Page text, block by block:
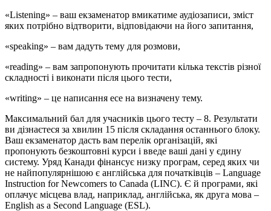
«Listening» – ваш екзаменатор вмикатиме аудіозаписи, зміст
яких потрібно відтворити, відповідаючи на його запитання,
«speaking» – вам дадуть тему для розмови,
«reading» – вам запропонують прочитати кілька текстів різної
складності і виконати після цього тести,
«writing» – це написання есе на визначену тему.
Максимальний бал для учасників цього тесту – 8. Результати
ви дізнаєтеся за хвилин 15 після складання останнього блоку.
Ваш екзаменатор дасть вам перелік організацій, які
пропонують безкоштовні курси і введе ваші дані у єдину
систему. Уряд Канади фінансує низку програм, серед яких чи
не найпопулярнішою є англійська для початківців – Language
Instruction for Newcomers to Canada (LINC). Є й програми, які
оплачує місцева влад, наприклад, англійська, як друга мова –
English as a Second Language (ESL).